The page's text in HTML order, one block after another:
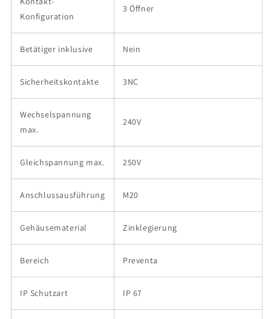
Konfiguration
3 Öffner
Betätiger inklusive Nein
Sicherheitskontakte 3NC
Wechselspannung
max.
240V
Gleichspannung max. 250V
Anschlussausführung M20
Gehäusematerial Zinklegierung
Bereich Preventa
IP Schutzart IP 67